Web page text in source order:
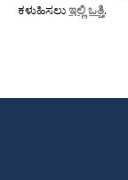
ಕಳುಹಿಸಲುಇಲ್ಲಿ ಒತ್ತಿ.